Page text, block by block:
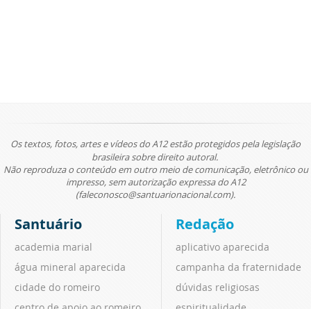
Os textos, fotos, artes e vídeos do A12 estão protegidos pela legislação
brasileira sobre direito autoral.
Não reproduza o conteúdo em outro meio de comunicação, eletrônico ou
impresso, sem autorização expressa do A12
(faleconosco@santuarionacional.com).
Santuário
academia marial
água mineral aparecida
cidade do romeiro
Redação
aplicativo aparecida
campanha da fraternidade
dúvidas religiosas